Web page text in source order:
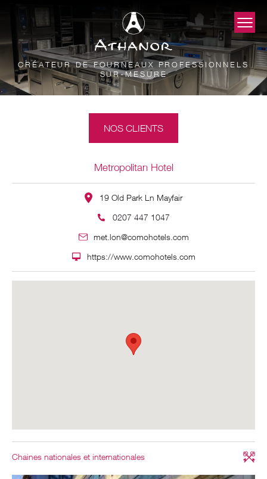
CRÉATEUR DE FOURNEAUX PROFESSIONNELS
SUR-MESURE
NOS CLIENTS
Metropolitan Hotel
19 Old Park Ln Mayfair
0207 447 1047
met.lon@comohotels.com
https://www.comohotels.com
Chaines nationales et internationales